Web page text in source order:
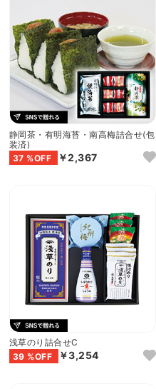
静岡茶・有明海苔・南高梅詰合せ(包
装済)
37 %OFF
￥2,367
浅草のり詰合せC
39 %OFF
￥3,254